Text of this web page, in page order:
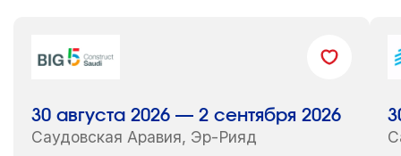
30 августа 2026 — 2 сентября 2026
Саудовская Аравия, Эр-Рияд